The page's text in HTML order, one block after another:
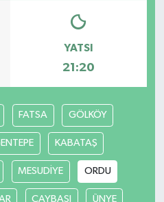
YATSI
21:20
FATSA GÖLKÖY
KABATAŞ
MESUDİYE ORDU
ÇAYBAŞI ÜNYE